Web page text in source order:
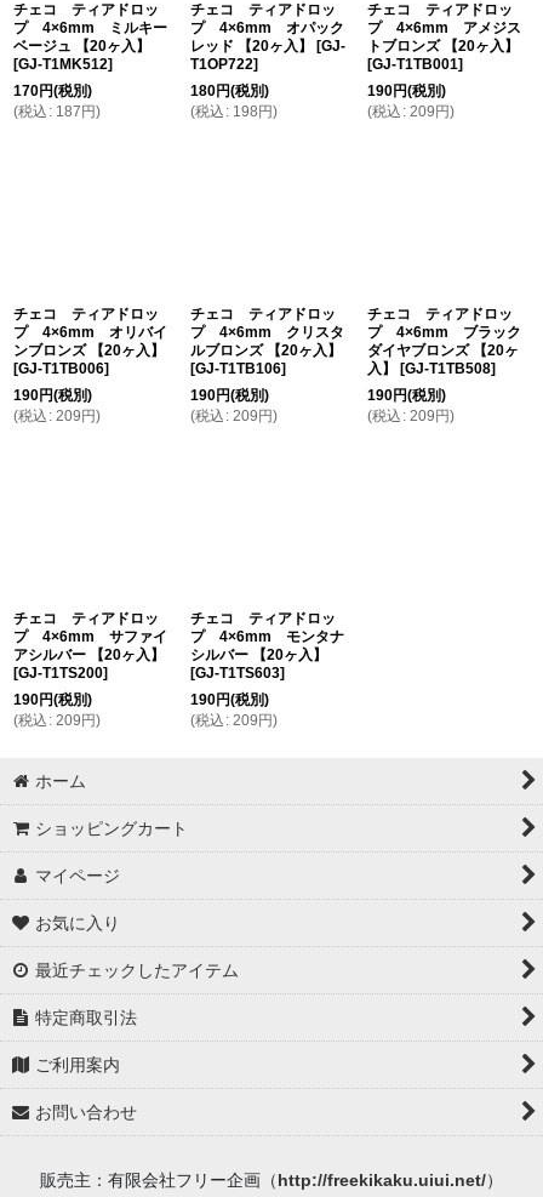
チェコ ティアドロッ
プ 4×6mm ミルキー
ベージュ 【20ヶ入】
[GJ-T1MK512]
170円(税別)
(税込 : 187 円)
チェコ ティアドロッ
プ 4×6mm オパック
レッド 【20ヶ入】
[GJ-
T1OP722]
180円(税別)
(税込 : 198 円)
チェコ ティアドロッ
プ 4×6mm アメジス
トブロンズ 【20ヶ入】
[GJ-T1TB001]
190円(税別)
(税込 : 209 円)
チェコ ティアドロッ
プ 4×6mm オリバイ
ンブロンズ 【20ヶ入】
[GJ-T1TB006]
190円(税別)
(税込 : 209 円)
チェコ ティアドロッ
プ 4×6mm クリスタ
ルブロンズ 【20ヶ入】
[GJ-T1TB106]
190円(税別)
(税込 : 209 円)
チェコ ティアドロッ
プ 4×6mm ブラック
ダイヤブロンズ 【20ヶ
入】
[GJ-T1TB508]
190円(税別)
(税込 : 209 円)
チェコ ティアドロッ
プ 4×6mm サファイ
アシルバー 【20ヶ入】
[GJ-T1TS200]
190円(税別)
(税込 : 209 円)
チェコ ティアドロッ
プ 4×6mm モンタナ
シルバー 【20ヶ入】
[GJ-T1TS603]
190円(税別)
(税込 : 209 円)
ホーム
ショッピングカート
マイページ
お気に入り
最近チェックしたアイテム
特定商取引法
ご利用案内
お問い合わせ
販売主：有限会社フリー企画（http://freekikaku.uiui.net/）